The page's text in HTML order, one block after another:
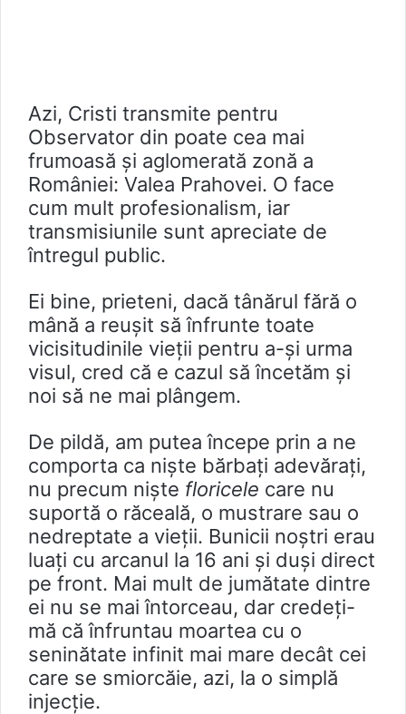
Azi, Cristi transmite pentru
Observator din poate cea mai
frumoasă și aglomerată zonă a
României: Valea Prahovei. O face
cum mult profesionalism, iar
transmisiunile sunt apreciate de
întregul public.
Ei bine, prieteni, dacă tânărul fără o
mână a reușit să înfrunte toate
vicisitudinile vieții pentru a-și urma
visul, cred că e cazul să încetăm și
noi să ne mai plângem.
De pildă, am putea începe prin a ne
comporta ca niște bărbați adevărați,
nu precum niște floricele care nu
suportă o răceală, o mustrare sau o
nedreptate a vieții. Bunicii noștri erau
luați cu arcanul la 16 ani și duși direct
pe front. Mai mult de jumătate dintre
ei nu se mai întorceau, dar credeți-
mă că înfruntau moartea cu o
seninătate infinit mai mare decât cei
care se smiorcăie, azi, la o simplă
injecție.